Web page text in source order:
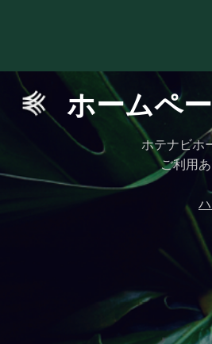
ホームペ
ホテナビホ
ご利用